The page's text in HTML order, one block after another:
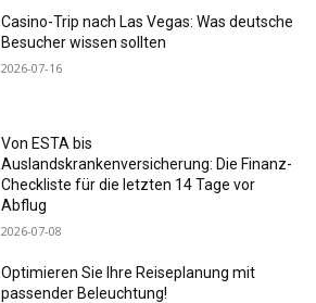
Casino-Trip nach Las Vegas: Was deutsche
Besucher wissen sollten
2026-07-16
Von ESTA bis
Auslandskrankenversicherung: Die Finanz-
Checkliste für die letzten 14 Tage vor
Abflug
2026-07-08
Optimieren Sie Ihre Reiseplanung mit
passender Beleuchtung!